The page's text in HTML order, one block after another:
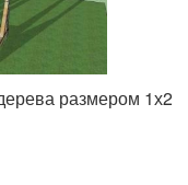
размером 1х2